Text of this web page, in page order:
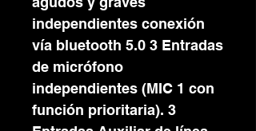
independientes conexión
vía bluetooth 5.0 3 Entradas
de micrófono
independientes (MIC 1 con
función prioritaria). 3